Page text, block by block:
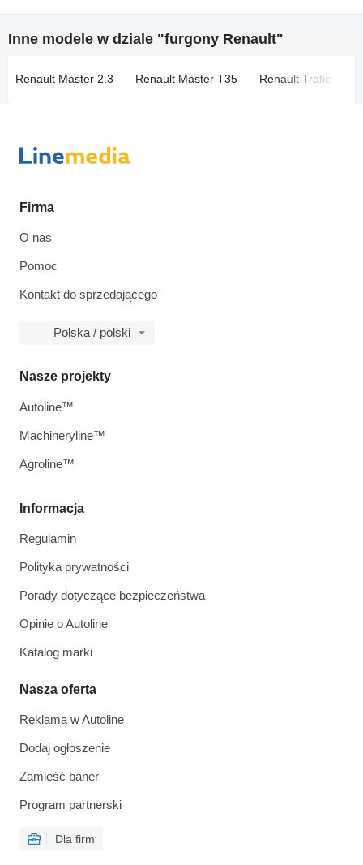
Inne modele w dziale "furgony Renault"
Renault Master 2.3 Renault Master T35 Renault Trafic
Firma
O nas
Pomoc
Kontakt do sprzedającego
Polska / polski
Informacja
Regulamin
Polityka prywatności
Porady dotyczące bezpieczeństwa
Opinie o Autoline
Katalog marki
Nasza oferta
Reklama w Autoline
Dodaj ogłoszenie
Zamieść baner
Program partnerski
Dla firm
Nasze projekty
Autoline™
Machineryline™
Agroline™